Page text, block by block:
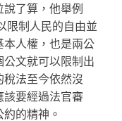
了算，他舉例
限制人民的自由並
本人權，也是兩公
文就可以限制出
法至今依然沒
該要經過法官審
的精神。